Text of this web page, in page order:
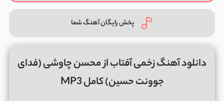
پخش رایگان آهنگ شما
دانلود آهنگ زخمی آفتاب از محسن چاوشی (فدای
جوونت حسین) کامل MP3